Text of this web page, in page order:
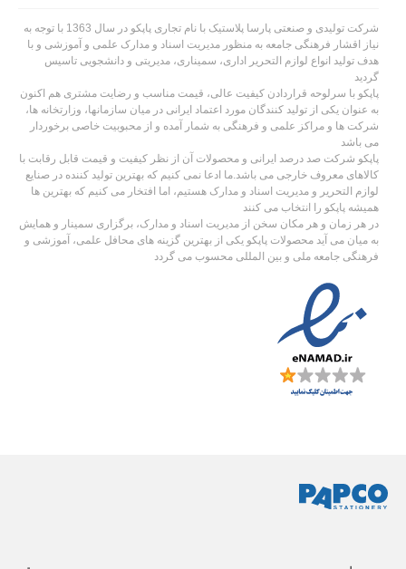
شرکت تولیدی و صنعتی پارسا پلاستیک با نام تجاری پاپکو در سال 1363 با توجه به
نیاز اقشار فرهنگی جامعه به منظور مدیریت اسناد و مدارک علمی و آموزشی و با
هدف تولید انواع لوازم التحریر اداری، سمیناری، مدیریتی و دانشجویی تاسیس
گردید
پاپکو با سرلوحه قراردادن کیفیت عالی، قیمت مناسب و رضایت مشتری هم اکنون
به عنوان یکی از تولید کنندگان مورد اعتماد ایرانی در میان سازمانها، وزارتخانه ها،
شرکت ها و مراکز علمی و فرهنگی به شمار آمده و از محبوبیت خاصی برخوردار
می باشد
پاپکو شرکت صد درصد ایرانی و محصولات آن از نظر کیفیت و قیمت قابل رقابت با
کالاهای معروف خارجی می باشد.ما ادعا نمی کنیم که بهترین تولید کننده در صنایع
لوازم التحریر و مدیریت اسناد و مدارک هستیم، اما افتخار می کنیم که بهترین ها
همیشه پاپکو را انتخاب می کنند
در هر زمان و هر مکان سخن از مدیریت اسناد و مدارک، برگزاری سمینار و همایش
به میان می آید محصولات پاپکو یکی از بهترین گزینه های محافل علمی، آموزشی و
فرهنگی جامعه ملی و بین المللی محسوب می گردد